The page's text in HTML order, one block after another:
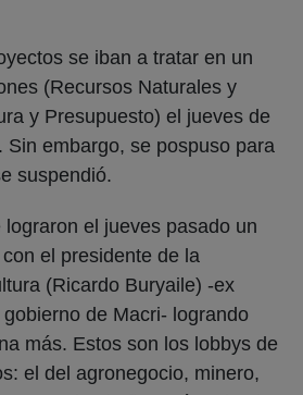
se iban a tratar en un
(Recursos Naturales y
y Presupuesto) el jueves de
Sin embargo, se pospuso para
suspendió.
lograron el jueves pasado un
el presidente de la
(Ricardo Buryaile) -ex
de Macri- logrando
más. Estos son los lobbys de
el del agronegocio, minero,